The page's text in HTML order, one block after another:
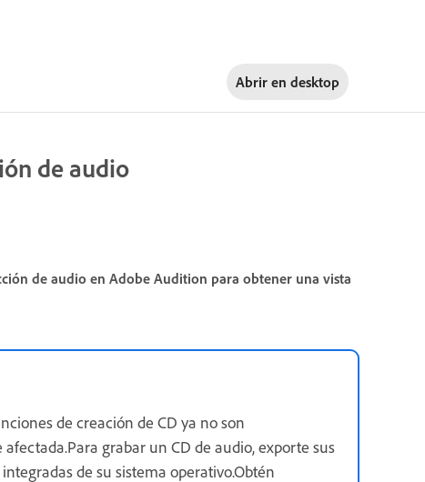
Abrir en desktop
de audio
de audio en Adobe Audition para obtener una vista
de creación de CD ya no son
grabar un CD de audio, exporte sus
de su sistema operativo.Obtén